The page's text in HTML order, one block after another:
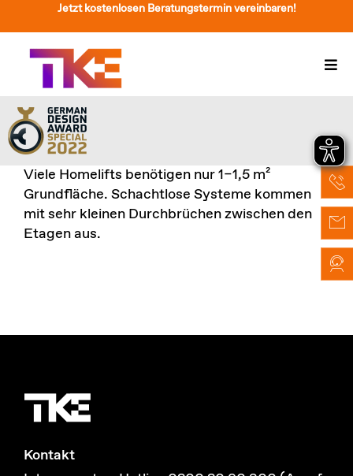
Inhalt
springen
Jetzt kostenlosen Beratungstermin vereinbaren!
Treppenlift
Preise
Service
Treppenliftberatung
Viele Homelifts benötigen nur 1–1,5 m²
Grundfläche. Schachtlose Systeme kommen
mit sehr kleinen Durchbrüchen zwischen den
Etagen aus.
Kontakt